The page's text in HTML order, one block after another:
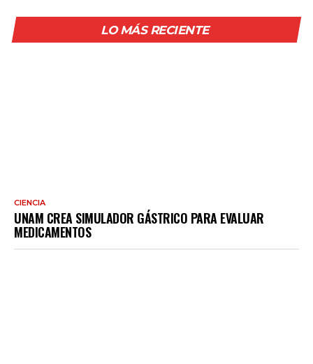
LO MÁS RECIENTE
CIENCIA
UNAM CREA SIMULADOR GÁSTRICO PARA EVALUAR
MEDICAMENTOS